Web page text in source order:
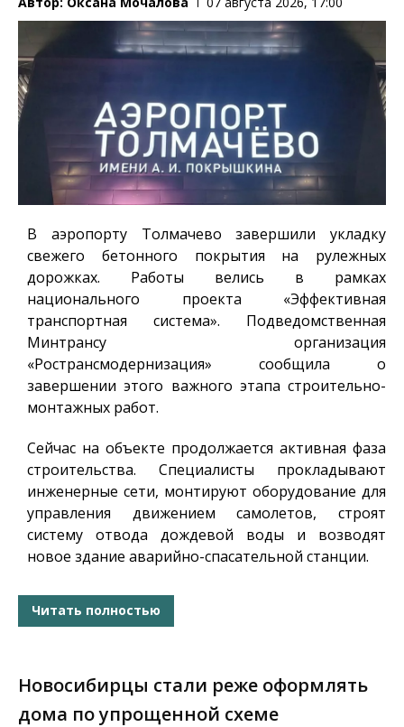
В аэропорту Толмачево завершили укладку
свежего бетонного покрытия на рулежных
дорожках. Работы велись в рамках
национального проекта «Эффективная
транспортная система». Подведомственная
Минтрансу организация
«Ространсмодернизация» сообщила о
завершении этого важного этапа строительно-
монтажных работ.
Сейчас на объекте продолжается активная фаза
строительства. Специалисты прокладывают
инженерные сети, монтируют оборудование для
управления движением самолетов, строят
систему отвода дождевой воды и возводят
новое здание аварийно-спасательной станции.
Читать полностью
Новосибирцы стали реже оформлять
дома по упрощенной схеме